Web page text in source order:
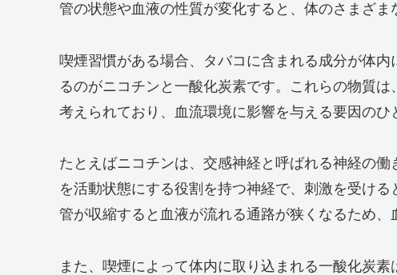
管の状態や血液の性質が変化すると、体のさまざま
喫煙習慣がある場合、タバコに含まれる成分が体
るのがニコチンと一酸化炭素です。これらの物質
考えられており、血流環境に影響を与える要因のひ
たとえばニコチンは、交感神経と呼ばれる神経の
を活動状態にする役割を持つ神経で、刺激を受け
管が収縮すると血液が流れる通路が狭くなるため、
また、喫煙によって体内に取り込まれる一酸化炭